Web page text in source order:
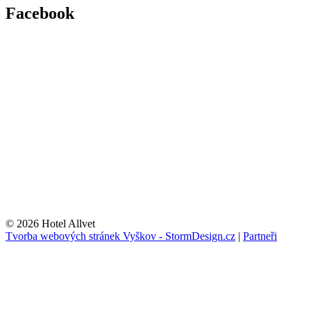
Facebook
© 2026 Hotel Allvet
Tvorba webových stránek Vyškov - StormDesign.cz | Partneři